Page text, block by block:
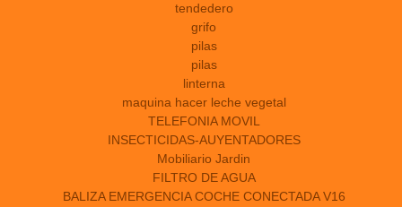
tendedero
grifo
pilas
pilas
linterna
maquina hacer leche vegetal
TELEFONIA MOVIL
INSECTICIDAS-AUYENTADORES
Mobiliario Jardin
FILTRO DE AGUA
BALIZA EMERGENCIA COCHE CONECTADA V16